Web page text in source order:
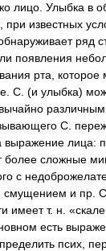
лицо. Улыбка в
известных
ряд
появления
рта, которое
С. (и улыбка)
С.
выражение лица:
более сложные
с
смущением и пр.
имеет т. н.
есть
псих,